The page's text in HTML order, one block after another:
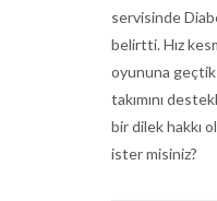
servisinde
belirtti. Hız
oyununa geçtik
takımını
bir dilek hakkı
ister misiniz?